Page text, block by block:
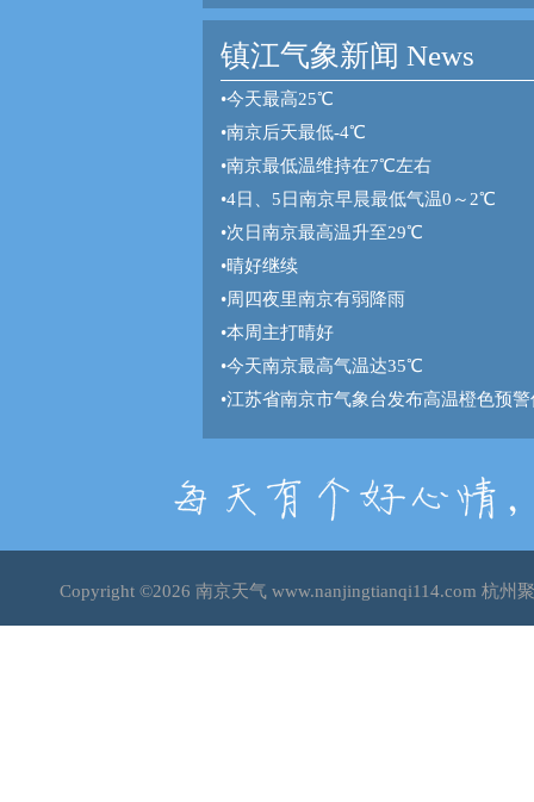
镇江气象新闻 News
•今天最高25℃
•南京后天最低-4℃
•南京最低温维持在7℃左右
•4日、5日南京早晨最低气温0～2℃
•次日南京最高温升至29℃
•晴好继续
•周四夜里南京有弱降雨
•本周主打晴好
•今天南京最高气温达35℃
•江苏省南京市气象台发布高温橙色预警
Copyright ©2026 南京天气www.nanjingtianqi114.com 杭州